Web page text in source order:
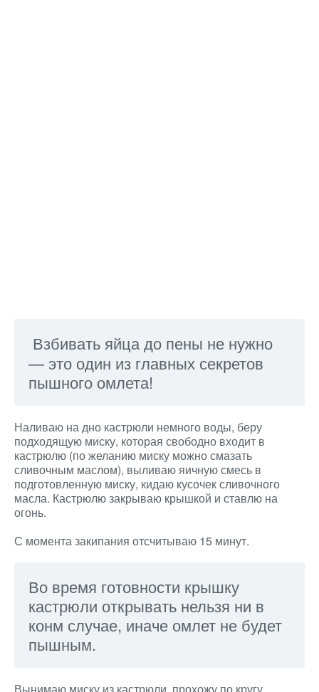
Взбивать яйца до пены не нужно
— это один из главных секретов
пышного омлета!
Наливаю на дно кастрюли немного воды, беру
подходящую миску, которая свободно входит в
кастрюлю (по желанию миску можно смазать
сливочным маслом), выливаю яичную смесь в
подготовленную миску, кидаю кусочек сливочного
масла. Кастрюлю закрываю крышкой и ставлю на
огонь.
С момента закипания отсчитываю 15 минут.
Во время готовности крышку
кастрюли открывать нельзя ни в
конм случае, иначе омлет не будет
пышным.